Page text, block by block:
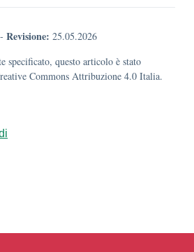
- Revisione: 25.05.2026
specificato, questo articolo è stato
Commons Attribuzione 4.0 Italia.